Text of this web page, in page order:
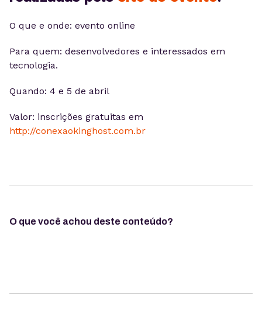
O que e onde: evento online
Para quem: desenvolvedores e interessados em
tecnologia.
Quando: 4 e 5 de abril
Valor: inscrições gratuitas em
http://conexaokinghost.com.br
O que você achou deste conteúdo?